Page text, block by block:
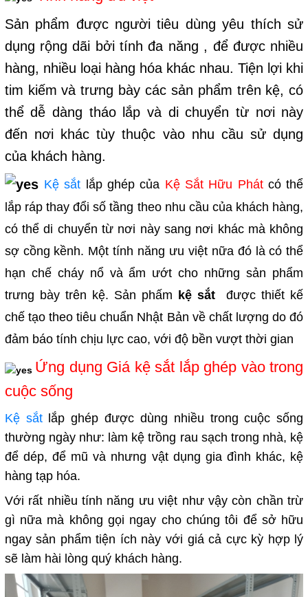
Sản phẩm được người tiêu dùng yêu thích sử
dụng rộng dãi bởi tính đa năng , để được nhiều
hàng, nhiều loại hàng hóa khác nhau. Tiện lợi khi
tim kiếm và trưng bày các sản phẩm trên kệ, có
thể dễ dàng tháo lắp và di chuyển từ nơi này
đến nơi khác tùy thuộc vào nhu cầu sử dụng
của khách hàng.
Kệ sắt lắp ghép của Kệ Sắt Hữu Phátcó thể
lắp ráp thay đổi số tầng theo nhu cầu của khách hàng,
có thể di chuyển từ nơi này sang nơi khác mà không
sợ cồng kềnh. Một tính năng ưu việt nữa đó là có thể
hạn chế cháy nổ và ẩm ướt cho những sản phẩm
trưng bày trên kệ. Sản phấm kệ sắt
được thiết kế
chế tạo theo tiêu chuẩn Nhật Bản về chất lượng do đó
đảm báo tính chịu lực cao, với độ bền vượt thời gian
Ứng dụng Giá kệ sắt lắp ghép vào trong
cuộc sống
Kệ sắtlắp ghép được dùng nhiều trong cuộc sống
thường ngày như: làm kệ trồng rau sạch trong nhà, kệ
để dép, để mũ và nhưng vật dụng gia đình khác, kệ
hàng tạp hóa.
Với rất nhiều tính năng ưu việt như vậy còn chần trừ
gì nữa mà không gọi ngay cho chúng tôi để sở hữu
ngay sản phẩm tiện ích này với giá cả cực kỳ hợp lý
sẽ làm hài lòng quý khách hàng.